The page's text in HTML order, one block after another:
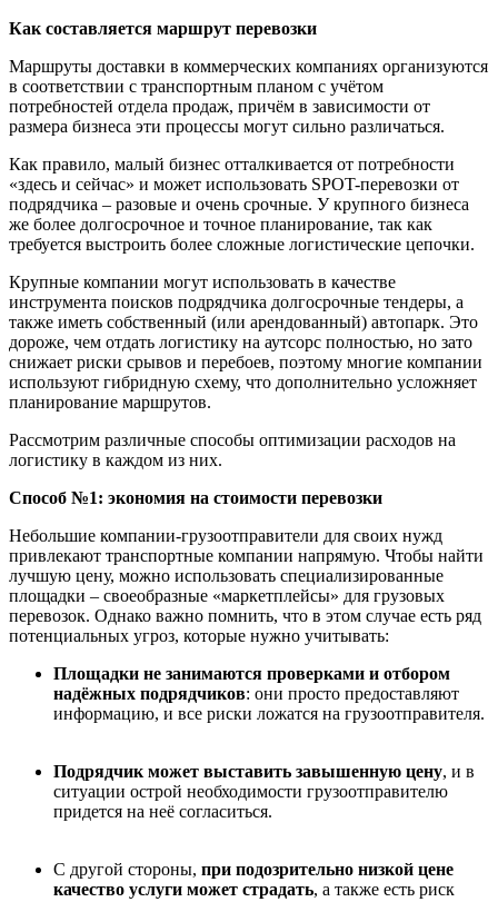
Как составляется маршрут перевозки
Маршруты доставки в коммерческих компаниях организуются
в соответствии с транспортным планом с учётом
потребностей отдела продаж, причём в зависимости от
размера бизнеса эти процессы могут сильно различаться.
Как правило, малый бизнес отталкивается от потребности
«здесь и сейчас» и может использовать SPOT-перевозки от
подрядчика – разовые и очень срочные. У крупного бизнеса
же более долгосрочное и точное планирование, так как
требуется выстроить более сложные логистические цепочки.
Крупные компании могут использовать в качестве
инструмента поисков подрядчика долгосрочные тендеры, а
также иметь собственный (или арендованный) автопарк. Это
дороже, чем отдать логистику на аутсорс полностью, но зато
снижает риски срывов и перебоев, поэтому многие компании
используют гибридную схему, что дополнительно усложняет
планирование маршрутов.
Рассмотрим различные способы оптимизации расходов на
логистику в каждом из них.
Способ №1: экономия на стоимости перевозки
Небольшие компании-грузоотправители для своих нужд
привлекают транспортные компании напрямую. Чтобы найти
лучшую цену, можно использовать специализированные
площадки – своеобразные «маркетплейсы» для грузовых
перевозок. Однако важно помнить, что в этом случае есть ряд
потенциальных угроз, которые нужно учитывать:
Площадки не занимаются проверками и отбором
надёжных подрядчиков: они просто предоставляют
информацию, и все риски ложатся на грузоотправителя.
Подрядчик может выставить завышенную цену, и в
ситуации острой необходимости грузоотправителю
придется на неё согласиться.
С другой стороны, при подозрительно низкой цене
качество услуги может страдать, а также есть риск